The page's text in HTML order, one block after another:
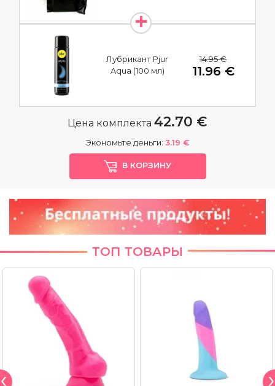
Лубрикант Pjur
Aqua (100 мл)
14.95 €
11.96 €
Цена комплекта 42.70 €
Экономьте деньги: 3.19 €
В КОРЗИНУ
ТОП ТОВАРЫ